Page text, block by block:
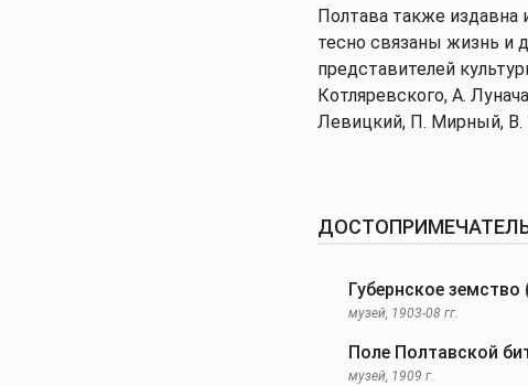
Полтава также издавна
тесно связаны жизнь и
представителей
Котляревского, А.
Левицкий, П. Мирный, В.
Губернское
музей, 1903-08 гг.
Поле Полтавской
музей, 1909 г.